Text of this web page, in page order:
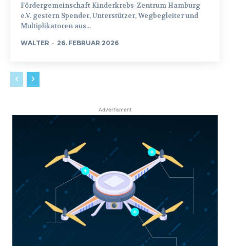
Fördergemeinschaft Kinderkrebs-Zentrum Hamburg
e.V. gestern Spender, Unterstützer, Wegbegleiter und
Multiplikatoren aus...
WALTER - 26. FEBRUAR 2026
Advertisment